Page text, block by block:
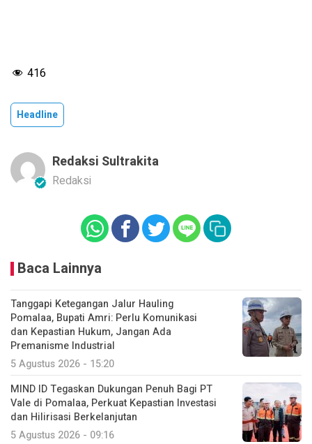
416
Headline
Redaksi Sultrakita
Redaksi
Baca Lainnya
Tanggapi Ketegangan Jalur Hauling
Pomalaa, Bupati Amri: Perlu Komunikasi
dan Kepastian Hukum, Jangan Ada
Premanisme Industrial
5 Agustus 2026 - 15:20
MIND ID Tegaskan Dukungan Penuh Bagi PT
Vale di Pomalaa, Perkuat Kepastian Investasi
dan Hilirisasi Berkelanjutan
5 Agustus 2026 - 09:16